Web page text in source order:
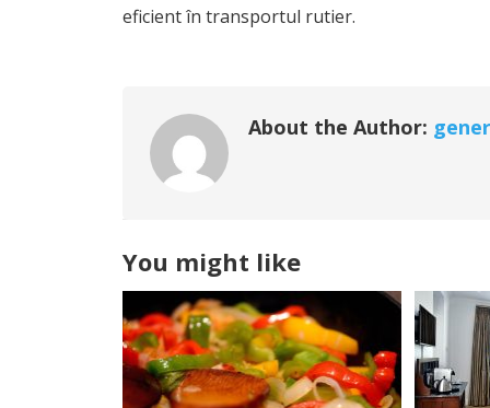
eficient în transportul rutier.
About the Author:
You might like